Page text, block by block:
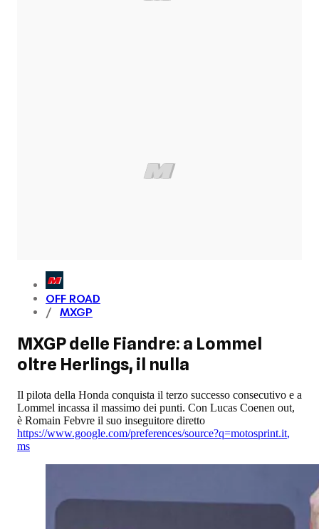
OFF ROAD
MXGP
MXGP delle Fiandre: a Lommel
oltre Herlings, il nulla
Il pilota della Honda conquista il terzo successo consecutivo e a
Lommel incassa il massimo dei punti. Con Lucas Coenen out,
è Romain Febvre il suo inseguitore diretto
https://www.google.com/preferences/source?q=motosprint.it,
ms